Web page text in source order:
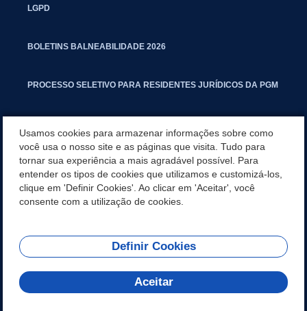
LGPD
BOLETINS BALNEABILIDADE 2026
PROCESSO SELETIVO PARA RESIDENTES JURÍDICOS DA PGM
MANUAL DE PROCEDIMENTOS IMOBILIÁRIOS SEINFRA
TURMINHA DO LAGO
REDES SOCIAIS
Usamos cookies para armazenar informações sobre como
você usa o nosso site e as páginas que visita. Tudo para
tornar sua experiência a mais agradável possível. Para
entender os tipos de cookies que utilizamos e customizá-los,
clique em 'Definir Cookies'. Ao clicar em 'Aceitar', você
consente com a utilização de cookies.
Definir Cookies
Aceitar